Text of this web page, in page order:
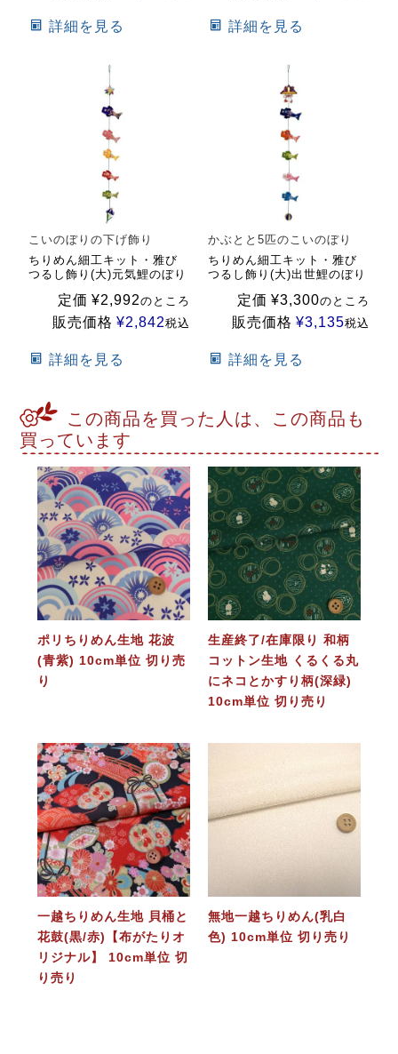
詳細を見る 詳細を見る
こいのぼりの下げ飾り
ちりめん細工キット・雅び
つるし飾り(大)元気鯉のぼり
定価 ¥2,992のところ
販売価格 ¥2,842税込
詳細を見る
かぶとと5匹のこいのぼり
ちりめん細工キット・雅び
つるし飾り(大)出世鯉のぼり
定価 ¥3,300のところ
販売価格 ¥3,135税込
詳細を見る
この商品を買った人は、この商品も
買っています
ポリちりめん生地 花波
(青紫) 10cm単位 切り売
り
生産終了/在庫限り 和柄
コットン生地 くるくる丸
にネコとかすり柄(深緑)
10cm単位 切り売り
一越ちりめん生地 貝桶と
花鼓(黒/赤)【布がたりオ
リジナル】 10cm単位 切
り売り
無地一越ちりめん(乳白
色) 10cm単位 切り売り